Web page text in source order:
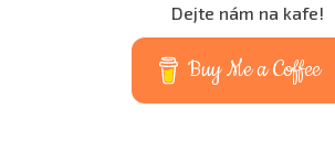
Dejte nám na kafe!
Buy Me a Coffee